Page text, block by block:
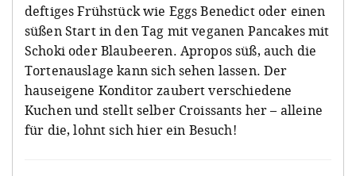
deftiges Frühstück wie Eggs Benedict oder einen
süßen Start in den Tag mit veganen Pancakes mit
Schoki oder Blaubeeren. Apropos süß, auch die
Tortenauslage kann sich sehen lassen. Der
hauseigene Konditor zaubert verschiedene
Kuchen und stellt selber Croissants her – alleine
für die, lohnt sich hier ein Besuch!